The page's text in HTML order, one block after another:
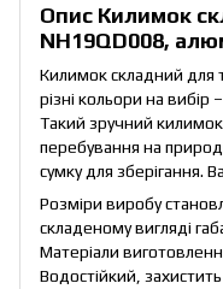
Опис Килимок
NH19QD008,
Килимок складний для
різні кольори на
Такий зручний
перебування на
сумку для зберігання.
Розміри виробу
складеному вигляді
Матеріали
Водостійкий,